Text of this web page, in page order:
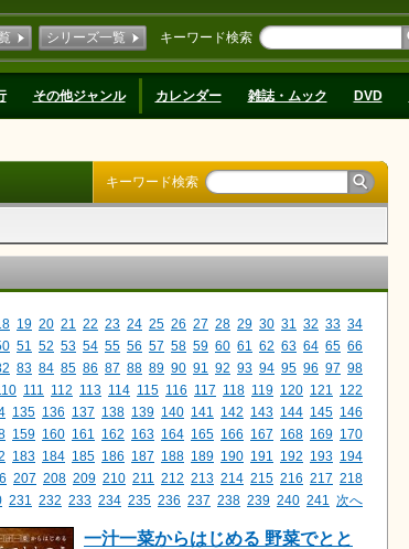
キーワード検索
シリーズ一覧
その他ジャンル カレンダー 雑誌・ムック DVD
キーワード検索
19 20 21 22 23 24 25 26 27 28 29 30 31 32 33 34
51 52 53 54 55 56 57 58 59 60 61 62 63 64 65 66
83 84 85 86 87 88 89 90 91 92 93 94 95 96 97 98
111 112 113 114 115 116 117 118 119 120 121
122
135 136 137 138 139 140 141 142 143 144 145 146
159 160 161 162 163 164 165 166 167 168 169 170
183 184 185 186 187 188 189 190 191 192 193 194
207 208 209 210 211 212 213 214 215 216 217 218
231 232 233 234 235 236 237 238 239 240 241 次へ
一汁一菜からはじめる 野菜でとと